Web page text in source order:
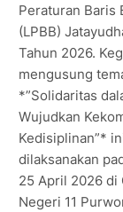
Peraturan Baris
(LPBB)
Tahun 2026.
mengusung
*”Solidaritas
Wujudkan
Kedisiplinan”*
dilaksanakan
25 April 2026 di
Negeri 11